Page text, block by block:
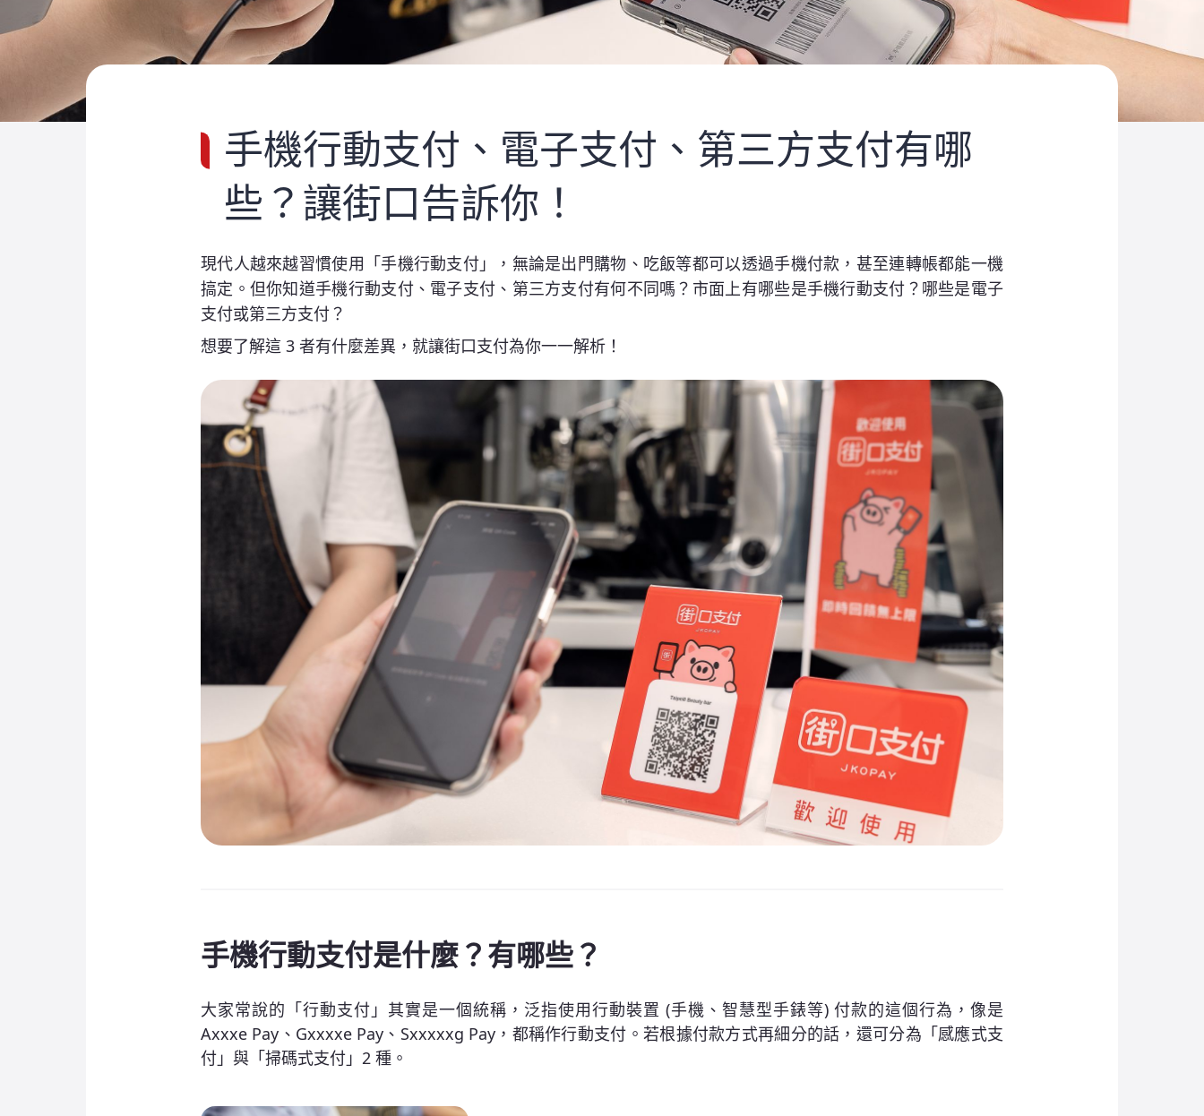
手機行動支付、電子支付、第三方支付有哪
些？讓街口告訴你！
現代人越來越習慣使用「手機行動支付」，無論是出門購物、吃飯等都可以透過手機付款，甚至連轉帳都能一機
搞定。但你知道手機行動支付、電子支付、第三方支付有何不同嗎？市面上有哪些是手機行動支付？哪些是電子
支付或第三方支付？
想要了解這 3 者有什麼差異，就讓街口支付為你一一解析！
手機行動支付是什麼？有哪些？
大家常說的「行動支付」其實是一個統稱，泛指使用行動裝置 (手機、智慧型手錶等) 付款的這個行為，像是
Axxxe Pay、Gxxxxe Pay、Sxxxxxg Pay，都稱作行動支付。若根據付款方式再細分的話，還可分為「感應式支
付」與「掃碼式支付」2 種。